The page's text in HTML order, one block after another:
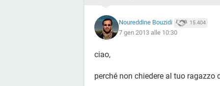
Noureddine Bouzidi 15.404
7 gen 2013 alle 10:30
ciao,
perché non chiedere al tuo ragazzo